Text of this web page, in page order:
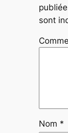
sont
Nom *